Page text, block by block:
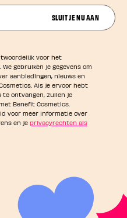
SLUIT JE NU AAN
voor het
gebruiken je gegevens om
aanbiedingen, nieuws en
Als je ervoor hebt
te ontvangen, zullen je
Benefit Cosmetics.
voor meer informatie over
en je privacyrechten als